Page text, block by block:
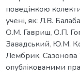
поведінкою
учені, як: Л.В.
О.М. Гавриш, О.П.
Завадський, Ю.М.
Лембрик, Сазонова
опублікованими